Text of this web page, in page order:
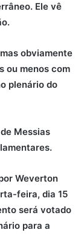
Ele vê
obviamente
ou menos com
plenário do
Messias
Weverton
feira, dia 15
será votado
para a